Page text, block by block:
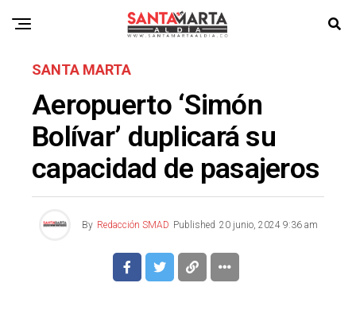
SANTA MARTA
Aeropuerto ‘Simón
Bolívar’ duplicará su
capacidad de pasajeros
By Redacción SMAD Published 20 junio, 2024 9:36 am